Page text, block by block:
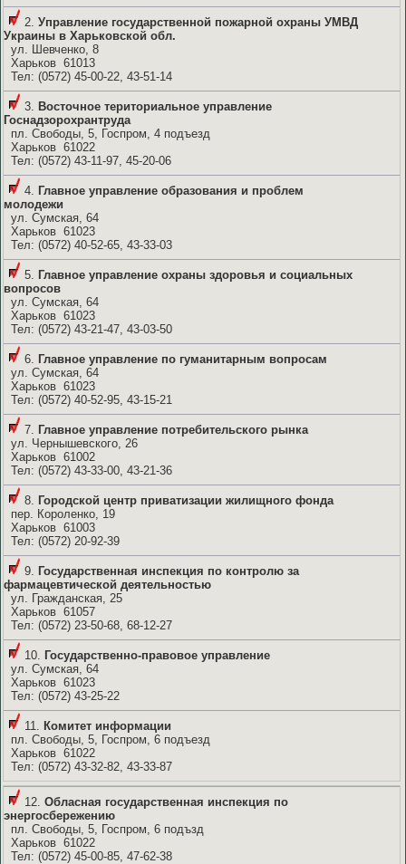
2. Управление государственной пожарной охраны УМВД
Украины в Харьковской обл.
ул. Шевченко, 8
Харьков 61013
Тел: (0572) 45-00-22, 43-51-14
3. Восточное териториальное управление
Госнадзорохрантруда
пл. Свободы, 5, Госпром, 4 подъезд
Харьков 61022
Тел: (0572) 43-11-97, 45-20-06
4. Главное управление образования и проблем
молодежи
ул. Сумская, 64
Харьков 61023
Тел: (0572) 40-52-65, 43-33-03
5. Главное управление охраны здоровья и социальных
вопросов
ул. Сумская, 64
Харьков 61023
Тел: (0572) 43-21-47, 43-03-50
6. Главное управление по гуманитарным вопросам
ул. Сумская, 64
Харьков 61023
Тел: (0572) 40-52-95, 43-15-21
7. Главное управление потребительского рынка
ул. Чернышевского, 26
Харьков 61002
Тел: (0572) 43-33-00, 43-21-36
8. Городской центр приватизации жилищного фонда
пер. Короленко, 19
Харьков 61003
Тел: (0572) 20-92-39
9. Государственная инспекция по контролю за
фармацевтической деятельностью
ул. Гражданская, 25
Харьков 61057
Тел: (0572) 23-50-68, 68-12-27
10. Государственно-правовое управление
ул. Сумская, 64
Харьков 61023
Тел: (0572) 43-25-22
11. Комитет информации
пл. Свободы, 5, Госпром, 6 подъезд
Харьков 61022
Тел: (0572) 43-32-82, 43-33-87
12. Обласная государственная инспекция по
энергосбережению
пл. Свободы, 5, Госпром, 6 подъзд
Харьков 61022
Тел: (0572) 45-00-85, 47-62-38